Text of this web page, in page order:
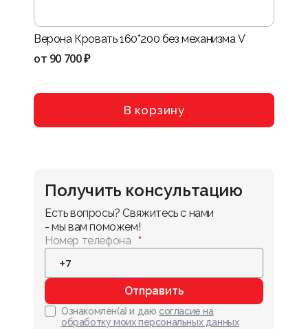
Верона Кровать 160*200 без механизма V
от 90 700 ₽
В корзину
Получить консультацию
Есть вопросы? Свяжитесь с нами
- мы вам поможем!
Номер телефона
Отправить
Ознакомлен(а) и даю согласие на
обработку моих персональных данных